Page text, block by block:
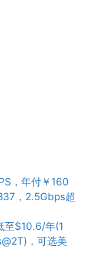
，年付￥160
，2.5Gbps超
至$10.6/年(1
，可选美